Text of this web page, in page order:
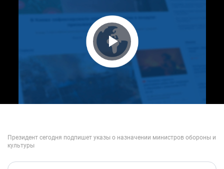
Play Video